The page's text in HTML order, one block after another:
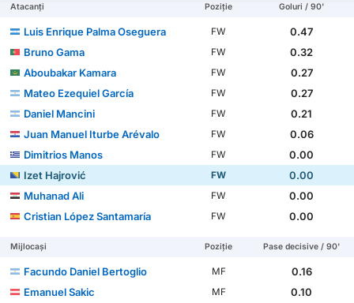
Atacanți Poziție Goluri / 90'
Luis Enrique Palma Oseguera FW
0.47
Bruno Gama
FW
0.32
Aboubakar Kamara
FW
0.27
Mateo Ezequiel García
FW
0.27
Daniel Mancini
FW
0.21
Juan Manuel Iturbe Arévalo
FW
0.06
Dimitrios Manos
FW
0.00
Izet Hajrović
FW
0.00
Muhanad Ali
FW
0.00
Cristian López Santamaría
FW 0.00
Mijlocași Poziție Pase decisive / 90'
Facundo Daniel Bertoglio MF
0.16
Emanuel Sakic
MF
0.10